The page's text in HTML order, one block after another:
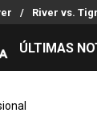
River vs.
TORNEOS
ÚLTIMAS